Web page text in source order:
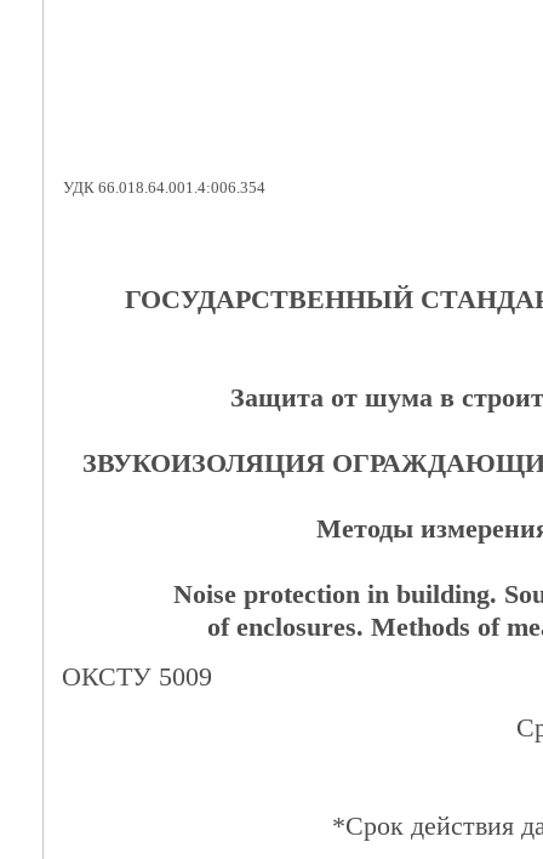
УДК 66.018.64.001.4:006.354
ГОСУДАРСТВЕННЫЙ
Защита от шума в
ЗВУКОИЗОЛЯЦИЯ
Методы
Noise protection in building.
of enclosures. Methods of
ОКСТУ 5009
*Срок действия